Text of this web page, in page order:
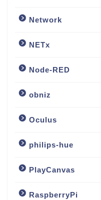
Network
NETx
Node-RED
obniz
Oculus
philips-hue
PlayCanvas
RaspberryPi